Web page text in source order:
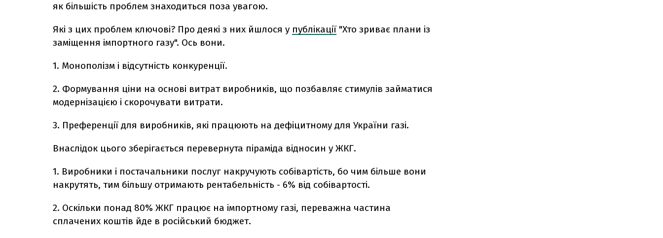
як більшість проблем знаходиться поза увагою.
Які з цих проблем ключові? Про деякі з них йшлося у публікації "Хто зриває плани із
заміщення імпортного газу". Ось вони.
1. Монополізм і відсутність конкуренції.
2. Формування ціни на основі витрат виробників, що позбавляє стимулів займатися
модернізацією і скорочувати витрати.
3. Преференції для виробників, які працюють на дефіцитному для України газі.
Внаслідок цього зберігається перевернута піраміда відносин у ЖКГ.
1. Виробники і постачальники послуг накручують собівартість, бо чим більше вони
накрутять, тим більшу отримають рентабельність - 6% від собівартості.
2. Оскільки понад 80% ЖКГ працює на імпортному газі, переважна частина
сплачених коштів йде в російський бюджет.